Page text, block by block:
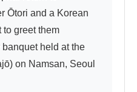
Ōtori and a Korean
to greet them
held at the
on Namsan, Seoul